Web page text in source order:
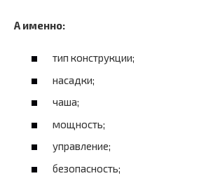
А именно:
тип конструкции;
насадки;
чаша;
мощность;
управление;
безопасность;